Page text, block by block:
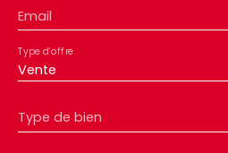
Email
Vente
Type d'offre
Type de bien